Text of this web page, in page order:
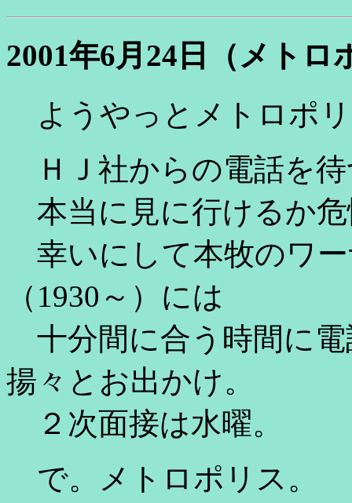
2001年6月24日（メトロ
ようやっとメトロポ
ＨＪ社からの電話を
本当に見に行けるか
幸いにして本牧のワ
（1930～）には
十分間に合う時間に
揚々とお出かけ。
２次面接は水曜。
で。メトロポリス。